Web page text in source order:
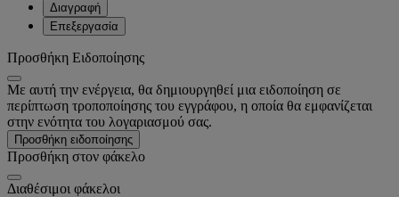
Διαγραφή
Επεξεργασία
Προσθήκη Ειδοποίησης
Με αυτή την ενέργεια, θα δημιουργηθεί μια ειδοποίηση σε
περίπτωση τροποποίησης του εγγράφου, η οποία θα εμφανίζεται
στην ενότητα του λογαριασμού σας.
Προσθήκη ειδοποίησης
Προσθήκη στον φάκελο
Διαθέσιμοι φάκελοι